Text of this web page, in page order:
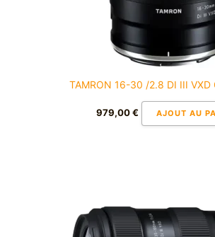
TAMRON 16-30 /2.8 DI III VXD
979,00€ AJOUT AU